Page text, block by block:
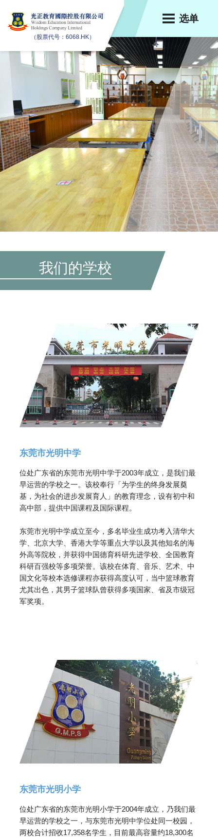
（股票代号：6068.HK）
选单
我们的学校
东莞市光明中学
位处广东省的东莞市光明中学于2003年成立，是我们最
早运营的学校之一。该校奉行「为学生的终身发展奠
基，为社会的进步发展育人」的教育理念，设有初中和
高中部，提供中国课程及国际课程。
东莞市光明中学成立至今，多名毕业生成功考入清华大
学、北京大学、香港大学等重点大学以及其他知名的海
外高等院校，并获得中国德育科研先进学校、全国教育
科研百强校等多项荣誉。该校在体育、音乐、艺术、中
国文化等校本选修课程亦获得高度认可，当中篮球教育
尤其出色，其男子篮球队曾获得多项国家、省及市级冠
军奖项。
东莞市光明小学
位处广东省的东莞市光明小学于2004年成立，乃我们最
早运营的学校之一，与东莞市光明中学位处同一校园，
两校合计招收17,358名学生，目前最高容量约18,300名